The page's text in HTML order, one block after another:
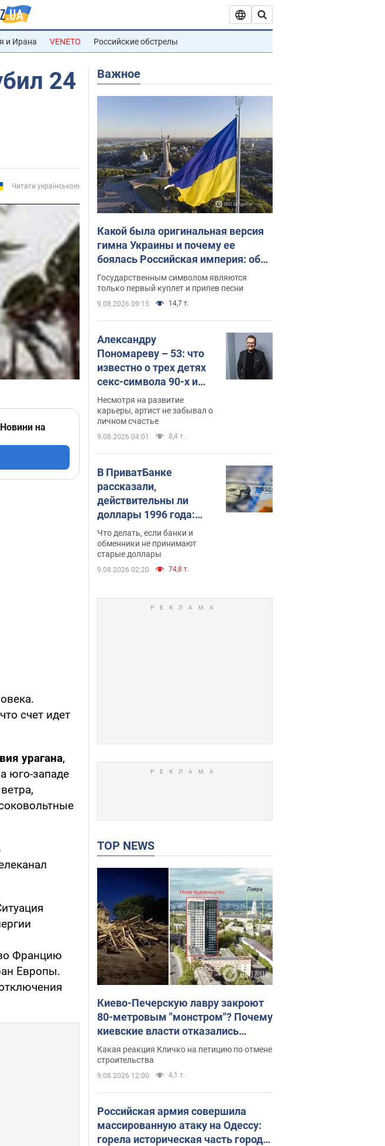
и Ирана VENETO Российские обстрелы
24
Читати українською
на
счет идет
урагана,
юго-западе
Францию
Европы.
Важное
Какой была оригинальная версия
гимна Украины и почему ее
боялась Российская империя: об
этом не рассказывают в школе
Государственным символом являются
только первый куплет и припев песни
9.08.2026 09:15 14,7 т.
Александру
Пономареву – 53: что
известно о трех детях
секс-символа 90-х и
как они выглядят
Несмотря на развитие
карьеры, артист не забывал о
личном счастье
9.08.2026 04:01 8,4 т.
В ПриватБанке
рассказали,
действительны ли
доллары 1996 года:
принимают ли
обменники и банки
такие купюры
Что делать, если банки и
обменники не принимают
старые доллары
9.08.2026 02:20 74,8 т.
TOP NEWS
Киево-Печерскую лавру закроют
80-метровым "монстром"? Почему
киевские власти отказались
остановить строительство
небоскреба "московского
верующего"
Какая реакция Кличко на петицию по отмене
строительства
9.08.2026 12:00 4,1 т.
Российская армия совершила
массированную атаку на Одессу:
горела историческая часть города,